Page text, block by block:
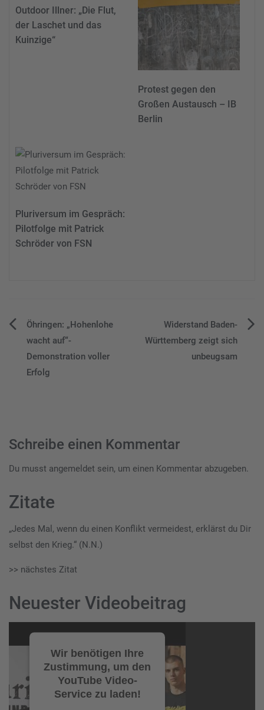
Outdoor Illner: „Die Flut,
der Laschet und das
Kuinzige“
Protest gegen den
Großen Austausch – IB
Berlin
Pluriversum im Gespräch:
Pilotfolge mit Patrick
Schröder von FSN
Beitragsnavigation
Öhringen: „Hohenlohe
wacht auf“-
Demonstration voller
Erfolg
Widerstand Baden-
Württemberg zeigt sich
unbeugsam
Schreibe einen Kommentar
Du musst angemeldet sein, um einen Kommentar abzugeben.
Zitate
„Jedes Mal, wenn du einen Konflikt vermeidest, erklärst du Dir
selbst den Krieg.“ (N.N.)
>> nächstes Zitat
Neuester Videobeitrag
Player
Wir benötigen Ihre
Zustimmung, um den
YouTube Video-
Service zu laden!